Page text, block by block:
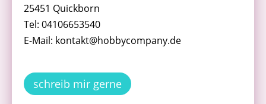
25451 Quickborn
Tel: 04106653540
E-Mail: kontakt@hobbycompany.de
schreib mir gerne